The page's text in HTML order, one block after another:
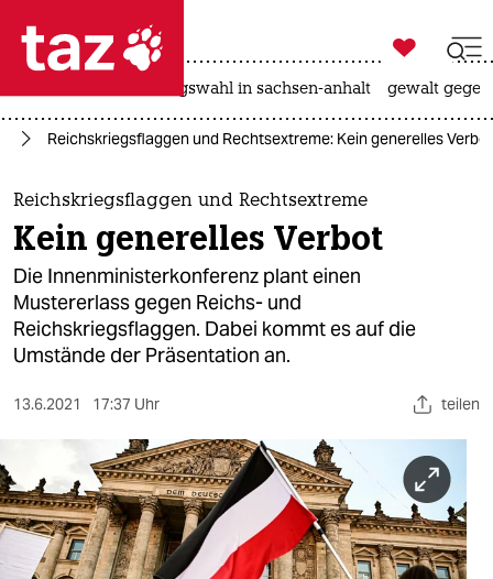
 taz zahl ich
taz zahl ich
themen
politik
öko
gesellschaft
kultur
sport
berlin
nord

taz zahl ich
landtagswahl in sachsen-anhalt gewalt
Reichskriegsflaggen und Rechtsextreme: Kein generelles Verbot
Reichskriegsflaggen und Rechtsextreme
Kein generelles Verbot
Die Innenministerkonferenz plant einen
Mustererlass gegen Reichs- und
Reichskriegsflaggen. Dabei kommt es auf die
Umstände der Präsentation an.
13.6.2021 17:37 Uhr teilen